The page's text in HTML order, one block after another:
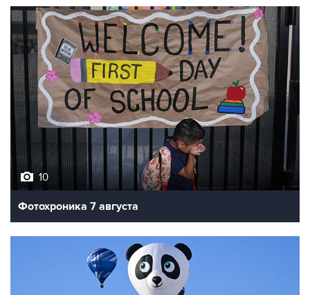
10
Фотохроника 7 августа